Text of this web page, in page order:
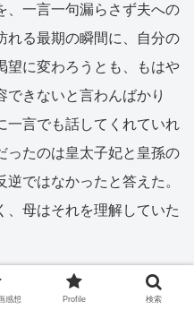
、一言一句漏らさず夫への
れる最期の瞬間に、自分の
望に変わろうとも、もはや
できないと言わんばかり
一言でも話してくれていれ
ったのは皇太子妃と皇孫の
ではなかったと答えた。
、母はそれを理解していた
感想 Profile 検索